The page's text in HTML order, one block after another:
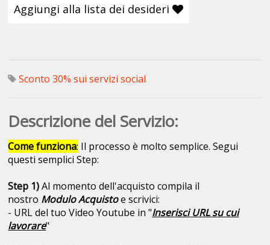
Aggiungi alla lista dei desideri
Sconto 30% sui servizi social
Descrizione del Servizio:
Come funziona: Il processo è molto semplice. Segui
questi semplici Step:
Step 1)Al momento dell'acquisto compila il
nostro Modulo Acquistoe scrivici:
- URL del tuo Video Youtube in "Inserisci URL su cui
lavorare"